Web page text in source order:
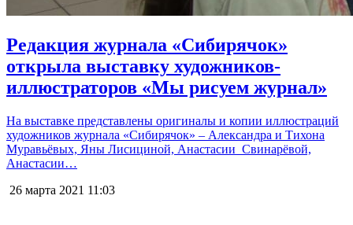
Редакция журнала «Сибирячок»
открыла выставку художников-
иллюстраторов «Мы рисуем журнал»
На выставке представлены оригиналы и копии иллюстраций
художников журнала «Сибирячок» – Александра и Тихона
Муравьёвых, Яны Лисициной, Анастасии Свинарёвой,
Анастасии…
26 марта 2021 11:03